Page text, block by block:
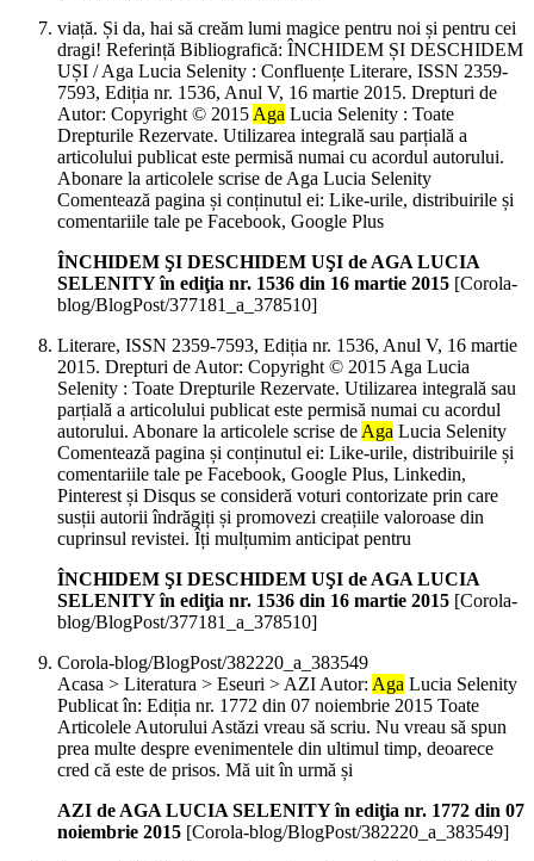
viață. Și da, hai să creăm lumi magice pentru noi și pentru cei
dragi! Referință Bibliografică: ÎNCHIDEM ȘI DESCHIDEM
UȘI / Aga Lucia Selenity : Confluențe Literare, ISSN 2359-
7593, Ediția nr. 1536, Anul V, 16 martie 2015. Drepturi de
Autor: Copyright © 2015Aga Lucia Selenity : Toate
Drepturile Rezervate. Utilizarea integrală sau parțială a
articolului publicat este permisă numai cu acordul autorului.
Abonare la articolele scrise de Aga Lucia Selenity
Comentează pagina și conținutul ei: Like-urile, distribuirile și
comentariile tale pe Facebook, Google Plus
ÎNCHIDEM ŞI DESCHIDEM UŞI de AGA LUCIA
SELENITY în ediţia nr. 1536 din 16 martie 2015 [Corola-
blog/BlogPost/377181_a_378510]
Literare, ISSN 2359-7593, Ediția nr. 1536, Anul V, 16 martie
2015. Drepturi de Autor: Copyright © 2015 Aga Lucia
Selenity : Toate Drepturile Rezervate. Utilizarea integrală sau
parțială a articolului publicat este permisă numai cu acordul
autorului. Abonare la articolele scrise deAga Lucia Selenity
Comentează pagina și conținutul ei: Like-urile, distribuirile și
comentariile tale pe Facebook, Google Plus, Linkedin,
Pinterest și Disqus se consideră voturi contorizate prin care
susții autorii îndrăgiți și promovezi creațiile valoroase din
cuprinsul revistei. Îți mulțumim anticipat pentru
ÎNCHIDEM ŞI DESCHIDEM UŞI de AGA LUCIA
SELENITY în ediţia nr. 1536 din 16 martie 2015 [Corola-
blog/BlogPost/377181_a_378510]
Corola-blog/BlogPost/382220_a_383549
Acasa > Literatura > Eseuri > AZI Autor: Aga Lucia Selenity
Publicat în: Ediția nr. 1772 din 07 noiembrie 2015 Toate
Articolele Autorului Astăzi vreau să scriu. Nu vreau să spun
prea multe despre evenimentele din ultimul timp, deoarece
cred că este de prisos. Mă uit în urmă și
AZI de AGA LUCIA SELENITY în ediţia nr. 1772 din 07
noiembrie 2015 [Corola-blog/BlogPost/382220_a_383549]